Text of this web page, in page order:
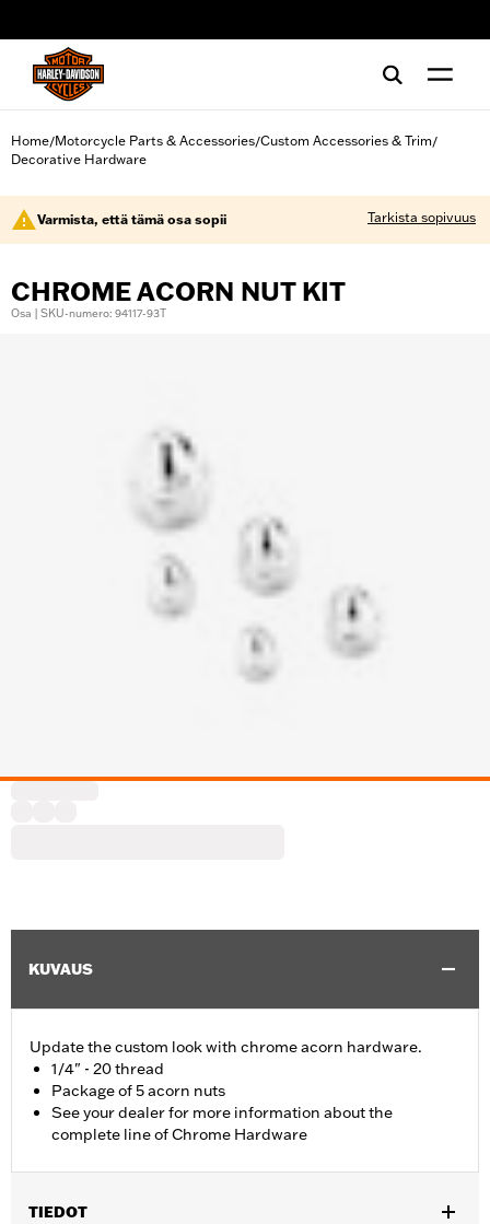
Home/Motorcycle Parts & Accessories/Custom Accessories & Trim/
Decorative Hardware
Varmista, että tämä osa sopii Tarkista sopivuus
CHROME ACORN NUT KIT
Osa | SKU-numero: 94117-93T
KUVAUS
Update the custom look with chrome acorn hardware.
1/4" - 20 thread
Package of 5 acorn nuts
See your dealer for more information about the
complete line of Chrome Hardware
TIEDOT